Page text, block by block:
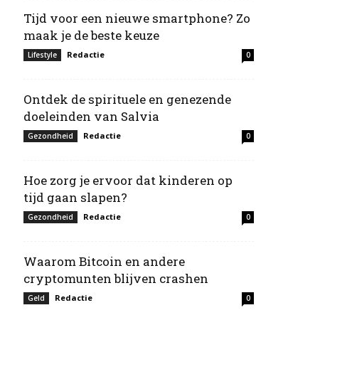
Tijd voor een nieuwe smartphone? Zo
maak je de beste keuze
Lifestyle Redactie 0
Ontdek de spirituele en genezende
doeleinden van Salvia
Gezondheid Redactie 0
Hoe zorg je ervoor dat kinderen op
tijd gaan slapen?
Gezondheid Redactie 0
Waarom Bitcoin en andere
cryptomunten blijven crashen
Geld Redactie 0